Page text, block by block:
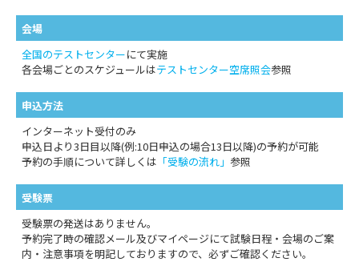
会場
全国のテストセンターにて実施
各会場ごとのスケジュールはテストセンター空席照会参照
申込方法
インターネット受付のみ
申込日より3日目以降(例:10日申込の場合13日以降)の予約が可能
予約の手順について詳しくは 「受験の流れ」 参照
受験票
受験票の発送はありません。
予約完了時の確認メール及びマイページにて試験日程・会場のご案
内・注意事項を明記しておりますので、必ずご確認ください。